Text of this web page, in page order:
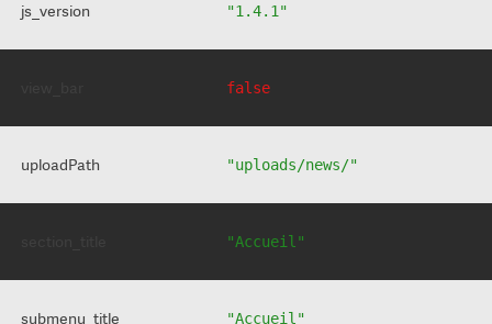
js_version "1.4.1"
false
uploadPath "uploads/news/"
"Accueil"
submenu_title "Accueil"